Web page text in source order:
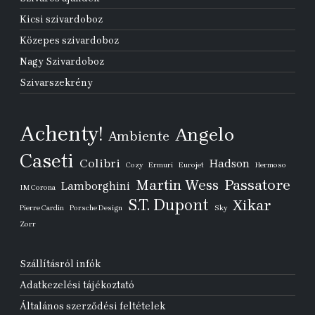
Kicsi szivardoboz
Közepes szivardoboz
Nagy Szivardoboz
Szivarszekrény
Achenty! Ambiente Angelo
Caseti Colibri Cozy Ermuri Eurojet Hadson Hermoso
IM Corona Lamborghini Martin Wess Passatore
Pierre Cardin Porsche Design S.T. Dupont Sky Xikar
Zorr
Szállításról infók
Adatkezelési tájékoztató
Általános szerződési feltételek